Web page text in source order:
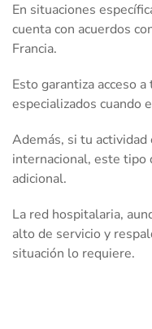
En situaciones
cuenta con acuerdos
Francia.
Esto garantiza acceso
especializados cuando
Además, si tu
internacional, este tipo
adicional.
La red hospitalaria,
alto de servicio y
situación lo requiere.